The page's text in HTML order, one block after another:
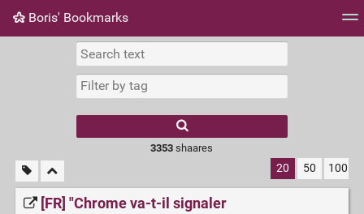
Boris' Bookmarks
Picture wall
3353 shaares
20 50 100
[FR] "Chrome va-t-il signaler